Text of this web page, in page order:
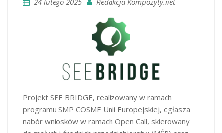
Projekt SEE BRIDGE, realizowany w ramach
programu SMP COSME Unii Europejskiej, ogłasza
nabór wniosków w ramach Open Call, skierowany